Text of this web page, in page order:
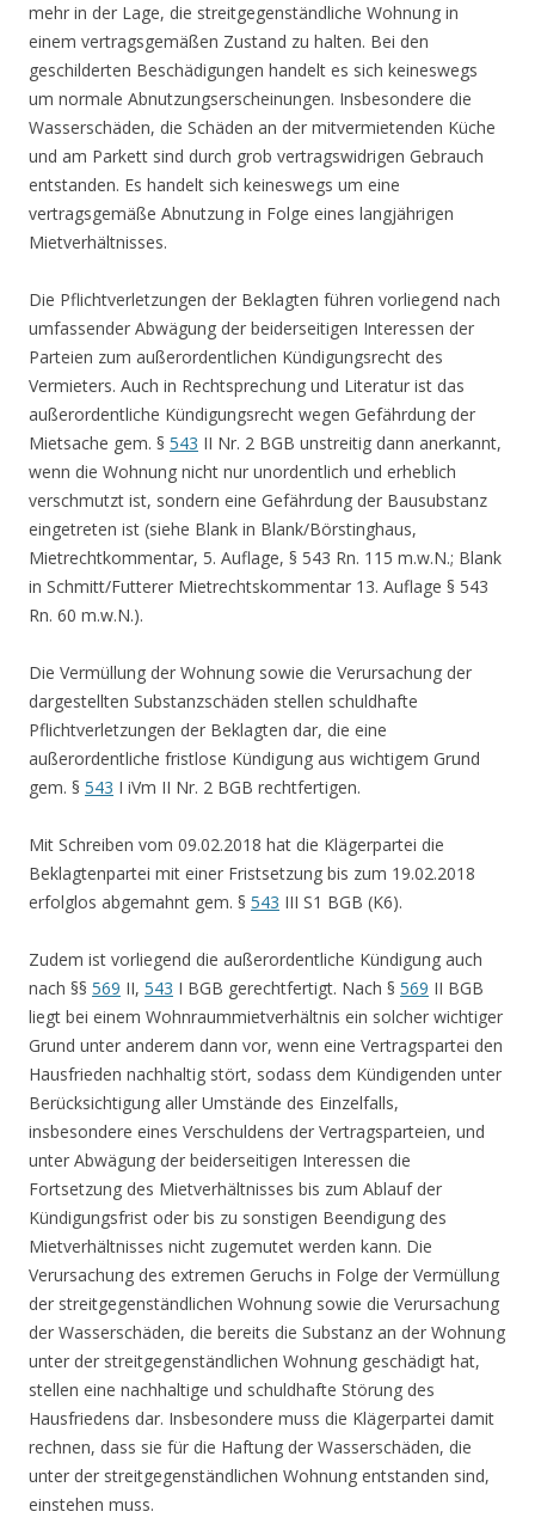
mehr in der Lage, die streitgegenständliche Wohnung in
einem vertragsgemäßen Zustand zu halten. Bei den
geschilderten Beschädigungen handelt es sich keineswegs
um normale Abnutzungserscheinungen. Insbesondere die
Wasserschäden, die Schäden an der mitvermietenden Küche
und am Parkett sind durch grob vertragswidrigen Gebrauch
entstanden. Es handelt sich keineswegs um eine
vertragsgemäße Abnutzung in Folge eines langjährigen
Mietverhältnisses.
Die Pflichtverletzungen der Beklagten führen vorliegend nach
umfassender Abwägung der beiderseitigen Interessen der
Parteien zum außerordentlichen Kündigungsrecht des
Vermieters. Auch in Rechtsprechung und Literatur ist das
außerordentliche Kündigungsrecht wegen Gefährdung der
Mietsache gem. § 543 II Nr. 2 BGB unstreitig dann anerkannt,
wenn die Wohnung nicht nur unordentlich und erheblich
verschmutzt ist, sondern eine Gefährdung der Bausubstanz
eingetreten ist (siehe Blank in Blank/Börstinghaus,
Mietrechtkommentar, 5. Auflage, § 543 Rn. 115 m.w.N.; Blank
in Schmitt/Futterer Mietrechtskommentar 13. Auflage § 543
Rn. 60 m.w.N.).
Die Vermüllung der Wohnung sowie die Verursachung der
dargestellten Substanzschäden stellen schuldhafte
Pflichtverletzungen der Beklagten dar, die eine
außerordentliche fristlose Kündigung aus wichtigem Grund
gem. § 543 I iVm II Nr. 2 BGB rechtfertigen.
Mit Schreiben vom 09.02.2018 hat die Klägerpartei die
Beklagtenpartei mit einer Fristsetzung bis zum 19.02.2018
erfolglos abgemahnt gem. § 543 III S1 BGB (K6).
Zudem ist vorliegend die außerordentliche Kündigung auch
nach §§ 569 II, 543 I BGB gerechtfertigt. Nach § 569 II BGB
liegt bei einem Wohnraummietverhältnis ein solcher wichtiger
Grund unter anderem dann vor, wenn eine Vertragspartei den
Hausfrieden nachhaltig stört, sodass dem Kündigenden unter
Berücksichtigung aller Umstände des Einzelfalls,
insbesondere eines Verschuldens der Vertragsparteien, und
unter Abwägung der beiderseitigen Interessen die
Fortsetzung des Mietverhältnisses bis zum Ablauf der
Kündigungsfrist oder bis zu sonstigen Beendigung des
Mietverhältnisses nicht zugemutet werden kann. Die
Verursachung des extremen Geruchs in Folge der Vermüllung
der streitgegenständlichen Wohnung sowie die Verursachung
der Wasserschäden, die bereits die Substanz an der Wohnung
unter der streitgegenständlichen Wohnung geschädigt hat,
stellen eine nachhaltige und schuldhafte Störung des
Hausfriedens dar. Insbesondere muss die Klägerpartei damit
rechnen, dass sie für die Haftung der Wasserschäden, die
unter der streitgegenständlichen Wohnung entstanden sind,
einstehen muss.